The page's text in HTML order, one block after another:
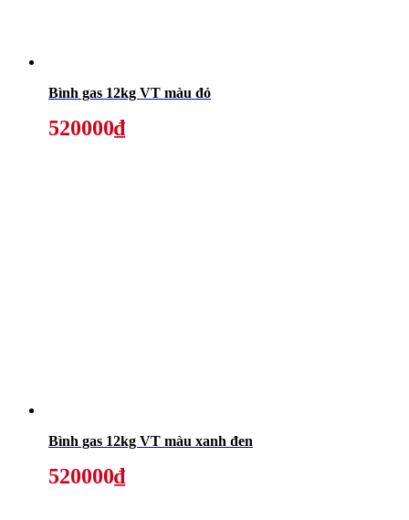
Bình gas 12kg VT màu đỏ
520000₫
Bình gas 12kg VT màu xanh đen
520000₫